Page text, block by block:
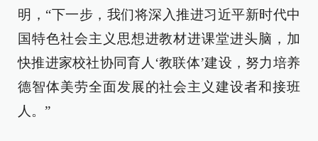
明，“下一步，我们将深入推进习近平新时代中
国特色社会主义思想进教材进课堂进头脑，加
快推进家校社协同育人‘教联体’建设，努力培养
德智体美劳全面发展的社会主义建设者和接班
人。”